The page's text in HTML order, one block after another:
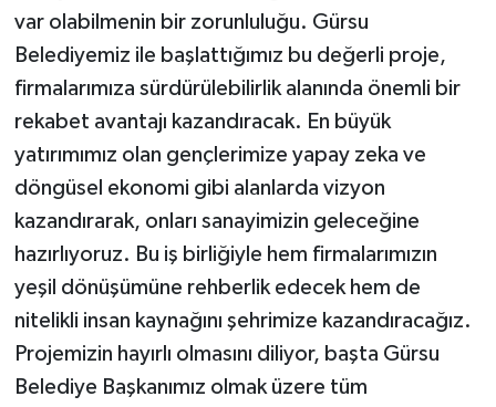
var olabilmenin bir zorunluluğu. Gürsu
Belediyemiz ile başlattığımız bu değerli proje,
firmalarımıza sürdürülebilirlik alanında önemli bir
rekabet avantajı kazandıracak. En büyük
yatırımımız olan gençlerimize yapay zeka ve
döngüsel ekonomi gibi alanlarda vizyon
kazandırarak, onları sanayimizin geleceğine
hazırlıyoruz. Bu iş birliğiyle hem firmalarımızın
yeşil dönüşümüne rehberlik edecek hem de
nitelikli insan kaynağını şehrimize kazandıracağız.
Projemizin hayırlı olmasını diliyor, başta Gürsu
Belediye Başkanımız olmak üzere tüm